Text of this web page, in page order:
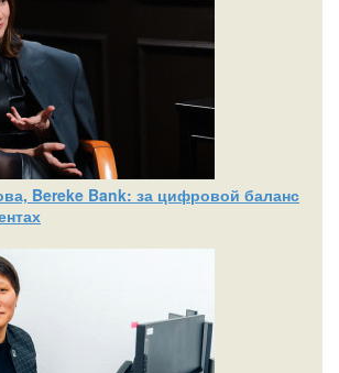
Bereke Bank: за цифровой баланс